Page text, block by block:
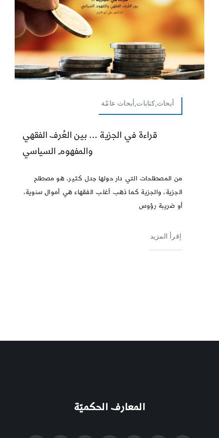
أبحاث,كتابات,أبحاث عامّة
قراءة في الجزية … بين العُرف الفقهي
والمفهوم السياسي
من المصطلحات التي دار حولها جدل كثير، هو مصطلح
الجزية، والجزية كما ذهب أغلب الفقهاء هي أموال سنوية،
أو ضريبة رؤوس
إقرأ المزيد
المعارف الحكميّة